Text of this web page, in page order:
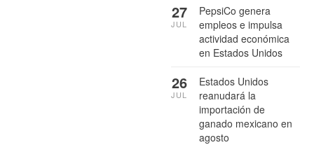
PepsiCo genera
empleos e impulsa
actividad económica
en Estados Unidos
27
JUL
Estados Unidos
reanudará la
importación de
ganado mexicano en
agosto
26
JUL